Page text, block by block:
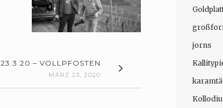
23.3.20 – VOLLPFOSTEN
MÄRZ 23, 2020
jorns